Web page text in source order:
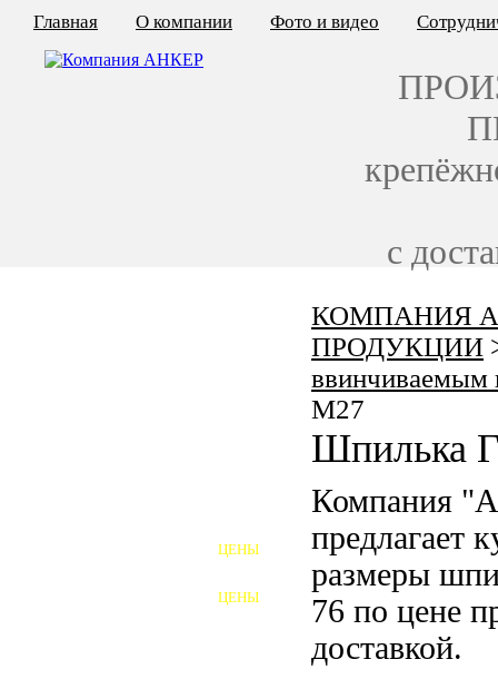
КОМПАНИЯ
ПРОДУКЦИИ
M27
Шпилька
Компания
предлагает
размеры
76 по цене
доставкой.
ЦЕНЫ
ЦЕНЫ
ШАЙБЫ ФУНДАМЕНТНЫЕ
Главная О компании Фото и видео
с